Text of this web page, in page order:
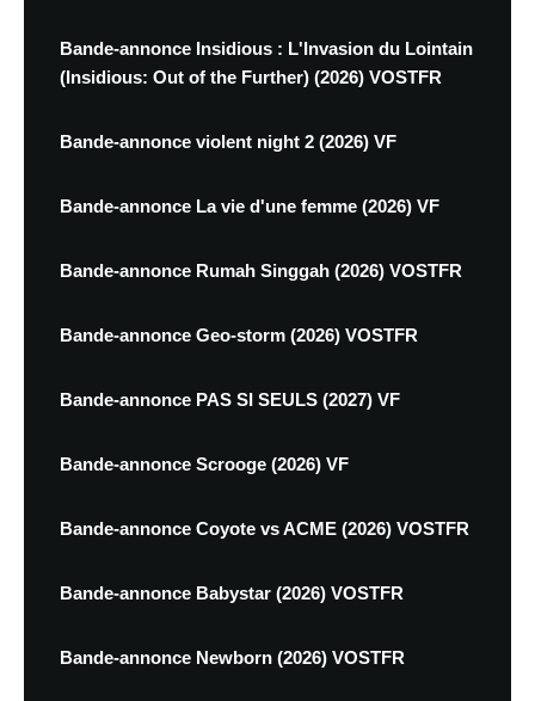
Bande-annonce Insidious : L'Invasion du Lointain
(Insidious: Out of the Further) (2026) VOSTFR
Bande-annonce violent night 2 (2026) VF
Bande-annonce La vie d'une femme (2026) VF
Bande-annonce Rumah Singgah (2026) VOSTFR
Bande-annonce Geo-storm (2026) VOSTFR
Bande-annonce PAS SI SEULS (2027) VF
Bande-annonce Scrooge (2026) VF
Bande-annonce Coyote vs ACME (2026) VOSTFR
Bande-annonce Babystar (2026) VOSTFR
Bande-annonce Newborn (2026) VOSTFR